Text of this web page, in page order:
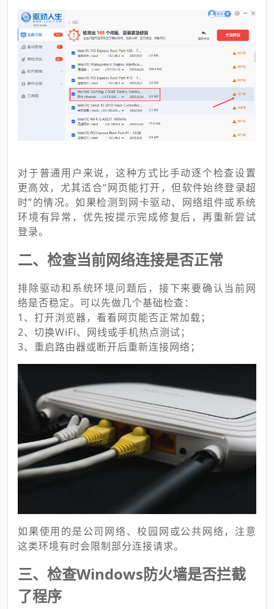
对于普通用户来说，这种方式比手动逐个检查设置
更高效，尤其适合“网页能打开，但软件始终登录超
时”的情况。如果检测到网卡驱动、网络组件或系统
环境有异常，优先按提示完成修复后，再重新尝试
登录。
二、检查当前网络连接是否正常
排除驱动和系统环境问题后，接下来要确认当前网
络是否稳定。可以先做几个基础检查：
1、打开浏览器，看看网页能否正常加载；
2、切换WiFi、网线或手机热点测试；
3、重启路由器或断开后重新连接网络；
如果使用的是公司网络、校园网或公共网络，注意
这类环境有时会限制部分连接请求。
三、检查Windows防火墙是否拦截
了程序